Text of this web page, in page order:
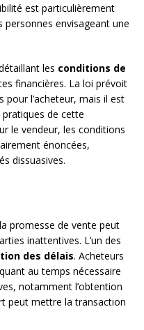
est particulièrement
personnes envisageant une
les conditions de
financières. La loi prévoit
l’acheteur, mais il est
de cette
le vendeur, les conditions
énoncées,
dissuasives.
promesse de vente peut
inattentives. L’un des
des délais. Acheteurs
au temps nécessaire
notamment l’obtention
peut mettre la transaction